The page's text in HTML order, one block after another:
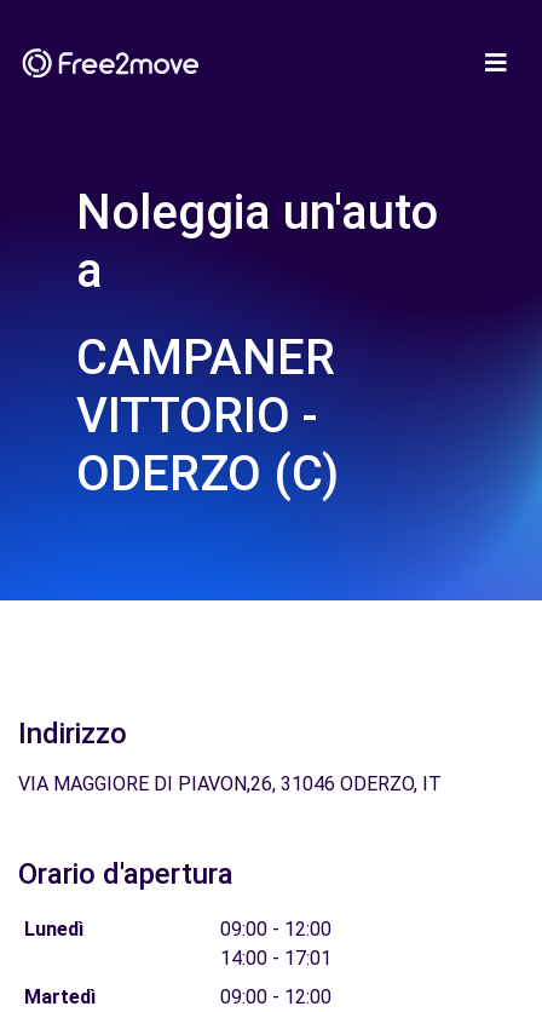
Noleggia un'auto
a
CAMPANER
VITTORIO -
ODERZO (C)
Indirizzo
VIA MAGGIORE DI PIAVON,26, 31046 ODERZO, IT
Orario d'apertura
Lunedì
09:00 - 12:00
14:00 - 17:01
Martedì
09:00 - 12:00